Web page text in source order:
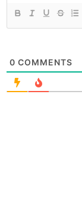
0 COMMENTS